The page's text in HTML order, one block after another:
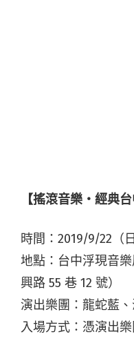
【搖滾音樂・經典
時間：2019/9/22（
地點：台中浮現音
興路 55 巷 12 號）
演出樂團：龍蛇藍
入場方式：憑演出